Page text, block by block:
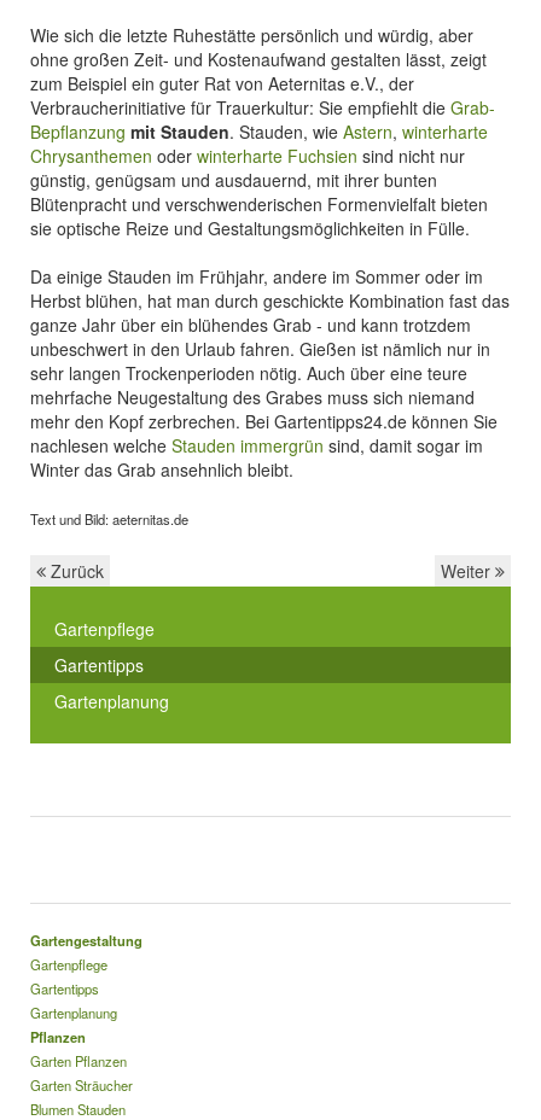
Wie sich die letzte Ruhestätte persönlich und würdig, aber
ohne großen Zeit- und Kostenaufwand gestalten lässt, zeigt
zum Beispiel ein guter Rat von Aeternitas e.V., der
Verbraucherinitiative für Trauerkultur: Sie empfiehlt die Grab-
Bepflanzung mit Stauden. Stauden, wie Astern, winterharte
Chrysanthemen oder winterharte Fuchsien sind nicht nur
günstig, genügsam und ausdauernd, mit ihrer bunten
Blütenpracht und verschwenderischen Formenvielfalt bieten
sie optische Reize und Gestaltungsmöglichkeiten in Fülle.
Da einige Stauden im Frühjahr, andere im Sommer oder im
Herbst blühen, hat man durch geschickte Kombination fast das
ganze Jahr über ein blühendes Grab - und kann trotzdem
unbeschwert in den Urlaub fahren. Gießen ist nämlich nur in
sehr langen Trockenperioden nötig. Auch über eine teure
mehrfache Neugestaltung des Grabes muss sich niemand
mehr den Kopf zerbrechen. Bei Gartentipps24.de können Sie
nachlesen welche Stauden immergrün sind, damit sogar im
Winter das Grab ansehnlich bleibt.
Text und Bild: aeternitas.de
Zurück Weiter
Gartenpflege
Gartentipps
Gartenplanung
Gartengestaltung
Gartenpflege
Gartentipps
Gartenplanung
Pflanzen
Garten Pflanzen
Garten Sträucher
Blumen Stauden